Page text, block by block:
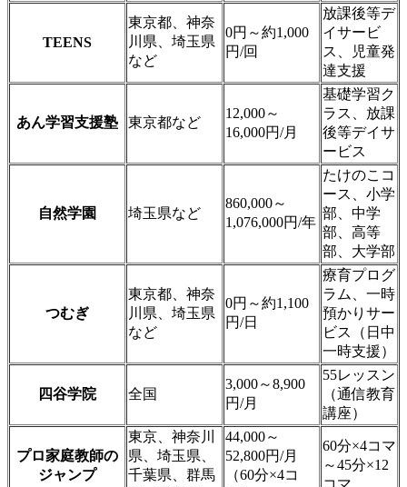
TEENS
東京都、神奈
川県、埼玉県
など
0円～約1,000
円/回
放課後等デ
イサービ
ス、児童発
達支援
あん学習支援塾 東京都など
12,000～
16,000円/月
基礎学習ク
ラス、放課
後等デイサ
ービス
自然学園 埼玉県など
860,000～
1,076,000円/年
たけのこコ
ース、小学
部、中学
部、高等
部、大学部
つむぎ
東京都、神奈
川県、埼玉県
など
0円～約1,100
円/日
療育プログ
ラム、一時
預かりサー
ビス（日中
一時支援）
四谷学院 全国
3,000～8,900
円/月
55レッスン
（通信教育
講座）
プロ家庭教師の
ジャンプ
東京、神奈川
県、埼玉県、
千葉県、群馬
44,000～
52,800円/月
（60分×4コ
60分×4コマ
～45分×12
コマ